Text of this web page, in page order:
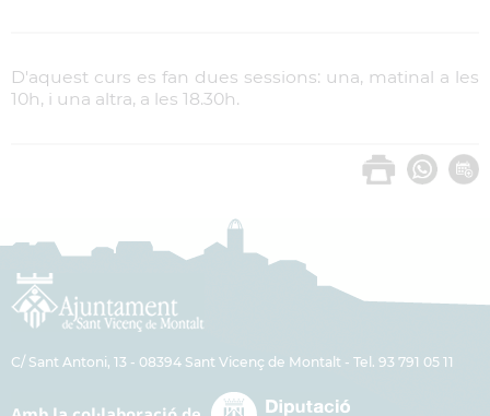
D'aquest curs es fan dues sessions: una, matinal a les
10h, i una altra, a les 18.30h.
C/ Sant Antoni, 13 - 08394 Sant Vicenç de Montalt - Tel. 93 791 05 11